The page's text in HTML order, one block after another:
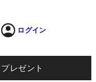
ログイン
プレゼント